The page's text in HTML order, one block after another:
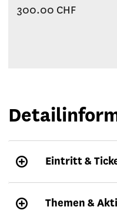
300.00 CHF
Eintritt &
Themen &